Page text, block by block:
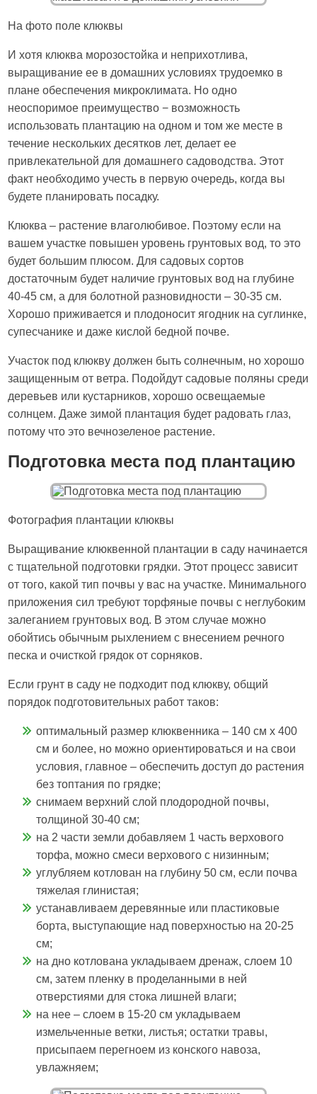
На фото поле клюквы
И хотя клюква морозостойка и неприхотлива,
выращивание ее в домашних условиях трудоемко в
плане обеспечения микроклимата. Но одно
неоспоримое преимущество − возможность
использовать плантацию на одном и том же месте в
течение нескольких десятков лет, делает ее
привлекательной для домашнего садоводства. Этот
факт необходимо учесть в первую очередь, когда вы
будете планировать посадку.
Клюква – растение влаголюбивое. Поэтому если на
вашем участке повышен уровень грунтовых вод, то это
будет большим плюсом. Для садовых сортов
достаточным будет наличие грунтовых вод на глубине
40-45 см, а для болотной разновидности – 30-35 см.
Хорошо приживается и плодоносит ягодник на суглинке,
супесчанике и даже кислой бедной почве.
Участок под клюкву должен быть солнечным, но хорошо
защищенным от ветра. Подойдут садовые поляны среди
деревьев или кустарников, хорошо освещаемые
солнцем. Даже зимой плантация будет радовать глаз,
потому что это вечнозеленое растение.
Подготовка места под плантацию
Фотография плантации клюквы
Выращивание клюквенной плантации в саду начинается
с тщательной подготовки грядки. Этот процесс зависит
от того, какой тип почвы у вас на участке. Минимального
приложения сил требуют торфяные почвы с неглубоким
залеганием грунтовых вод. В этом случае можно
обойтись обычным рыхлением с внесением речного
песка и очисткой грядок от сорняков.
Если грунт в саду не подходит под клюкву, общий
порядок подготовительных работ таков:
оптимальный размер клюквенника – 140 см х 400
см и более, но можно ориентироваться и на свои
условия, главное – обеспечить доступ до растения
без топтания по грядке;
снимаем верхний слой плодородной почвы,
толщиной 30-40 см;
на 2 части земли добавляем 1 часть верхового
торфа, можно смеси верхового с низинным;
углубляем котлован на глубину 50 см, если почва
тяжелая глинистая;
устанавливаем деревянные или пластиковые
борта, выступающие над поверхностью на 20-25
см;
на дно котлована укладываем дренаж, слоем 10
см, затем пленку в проделанными в ней
отверстиями для стока лишней влаги;
на нее – слоем в 15-20 см укладываем
измельченные ветки, листья; остатки травы,
присыпаем перегноем из конского навоза,
увлажняем;